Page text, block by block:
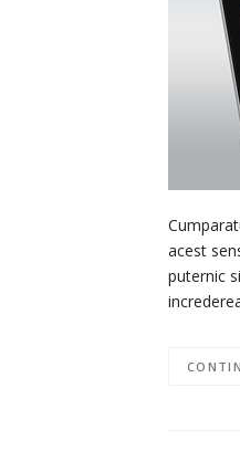
acest
puternic